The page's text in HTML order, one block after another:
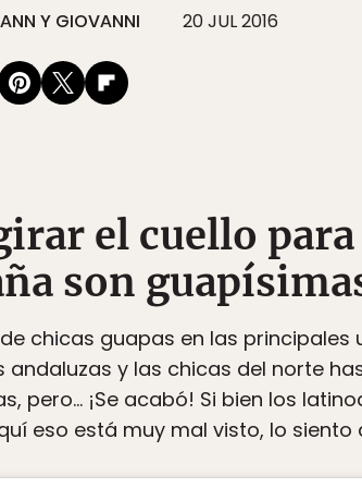
Y GIOVANNI 20 JUL 2016
el cuello
son
chicas guapas en las
andaluzas y las chicas del norte
pero… ¡Se acabó! Si bien los
eso está muy mal visto, lo siento